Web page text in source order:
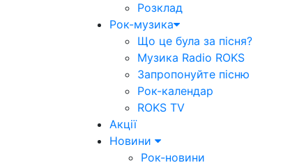
Розклад
Рок-музика
Що це була за пісня?
Музика Radio ROKS
Запропонуйте пісню
Рок-календар
ROKS TV
Акції
Новини
Рок-новини